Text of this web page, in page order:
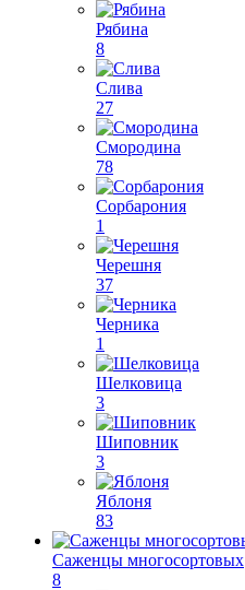
Рябина
8
Слива
27
Смородина
78
Сорбарония
1
Черешня
37
Черника
1
Шелковица
3
Шиповник
3
Яблоня
83
Саженцы многосортовых
8